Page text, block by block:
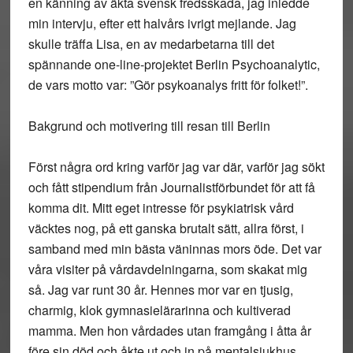
min intervju, efter ett halvårs ivrigt mejlande. Jag
skulle träffa Lisa, en av medarbetarna till det
spännande one-line-projektet Berlin Psychoanalytic,
de vars motto var: ”Gör psykoanalys fritt för folket!”.
Bakgrund och motivering till resan till Berlin
Först några ord kring varför jag var där, varför jag sökt
och fått stipendium från Journalistförbundet för att få
komma dit. Mitt eget intresse för psykiatrisk vård
väcktes nog, på ett ganska brutalt sätt, allra först, i
samband med min bästa väninnas mors öde. Det var
våra visiter på vårdavdelningarna, som skakat mig
så. Jag var runt 30 år. Hennes mor var en tjusig,
charmig, klok gymnasielärarinna och kultiverad
mamma. Men hon vårdades utan framgång i åtta år